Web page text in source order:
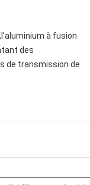
à fusion
des
de transmission de